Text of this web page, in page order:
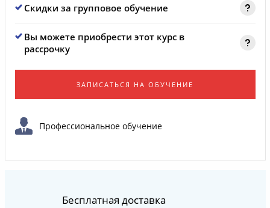
Скидки за групповое обучение
Вы можете приобрести этот курс в
рассрочку
ЗАПИСАТЬСЯ НА ОБУЧЕНИЕ
Профессиональное обучение
Бесплатная доставка